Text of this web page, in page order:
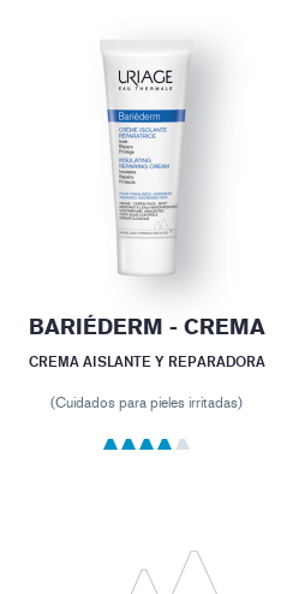
BARIÉDERM - CREMA
CREMA AISLANTE Y REPARADORA
(Cuidados para pieles irritadas)